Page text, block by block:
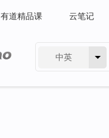
有道精品课 云笔记
中英